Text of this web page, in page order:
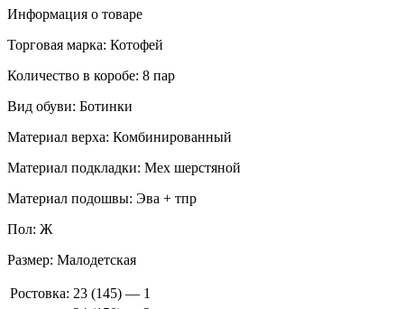
Информация о товаре
Торговая марка: Котофей
Количество в коробе: 8 пар
Вид обуви: Ботинки
Материал верха: Комбинированный
Материал подкладки: Мех шерстяной
Материал подошвы: Эва + тпр
Пол: Ж
Размер: Малодетская
Ростовка: 23 (145) — 1